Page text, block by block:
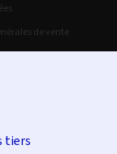
tiers
de vente